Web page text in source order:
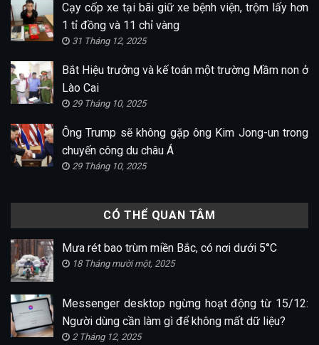
Cạy cốp xe tại bãi giữ xe bệnh viện, trộm lấy hơn
1 tỉ đồng và 11 chỉ vàng
31 Tháng 12, 2025
Bắt Hiệu trưởng và kế toán một trường Mầm non ở
Lào Cai
29 Tháng 10, 2025
Ông Trump sẽ không gặp ông Kim Jong-un trong
chuyến công du châu Á
29 Tháng 10, 2025
CÓ THỂ QUAN TÂM
Mưa rét bao trùm miền Bắc, có nơi dưới 5°C
18 Tháng mười một, 2025
Messenger desktop ngừng hoạt động từ 15/12:
Người dùng cần làm gì để không mất dữ liệu?
2 Tháng 12, 2025